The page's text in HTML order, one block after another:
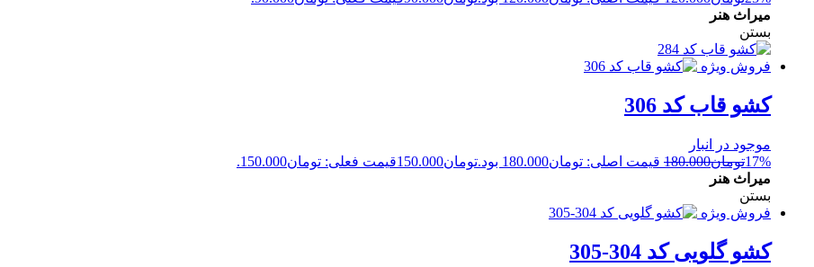
میراث هنر
بستن
فروش ویژه
کشو قاب کد 306
موجود در انبار
17%تومان180.000 قیمت اصلی: تومان180.000 بود. تومان150.000قیمت فعلی: تومان150.000.
میراث هنر
بستن
فروش ویژه
کشو گلویی کد 304-305